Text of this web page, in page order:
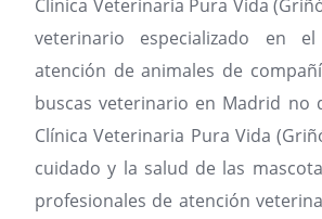
Clínica Veterinaria Pura Vida
veterinario especializado en
atención de animales de
buscas veterinario en Madrid no
Clínica Veterinaria Pura Vida
cuidado y la salud de las
profesionales de atención